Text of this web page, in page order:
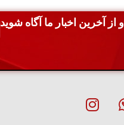
آخرین اخبار ما آگاه شوید